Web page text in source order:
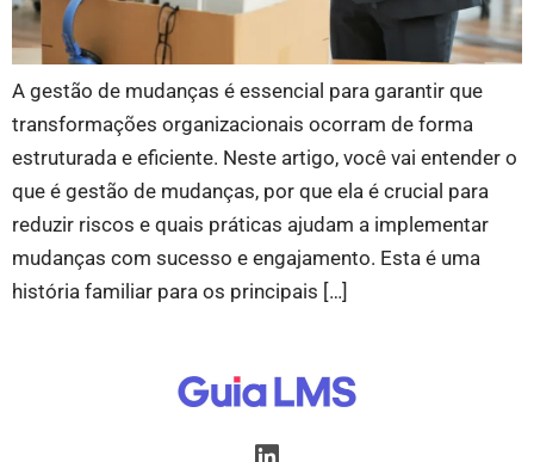
A gestão de mudanças é essencial para garantir que
transformações organizacionais ocorram de forma
estruturada e eficiente. Neste artigo, você vai entender o
que é gestão de mudanças, por que ela é crucial para
reduzir riscos e quais práticas ajudam a implementar
mudanças com sucesso e engajamento. Esta é uma
história familiar para os principais […]